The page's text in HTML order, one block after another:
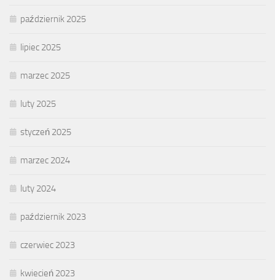
październik 2025
lipiec 2025
marzec 2025
luty 2025
styczeń 2025
marzec 2024
luty 2024
październik 2023
czerwiec 2023
kwiecień 2023